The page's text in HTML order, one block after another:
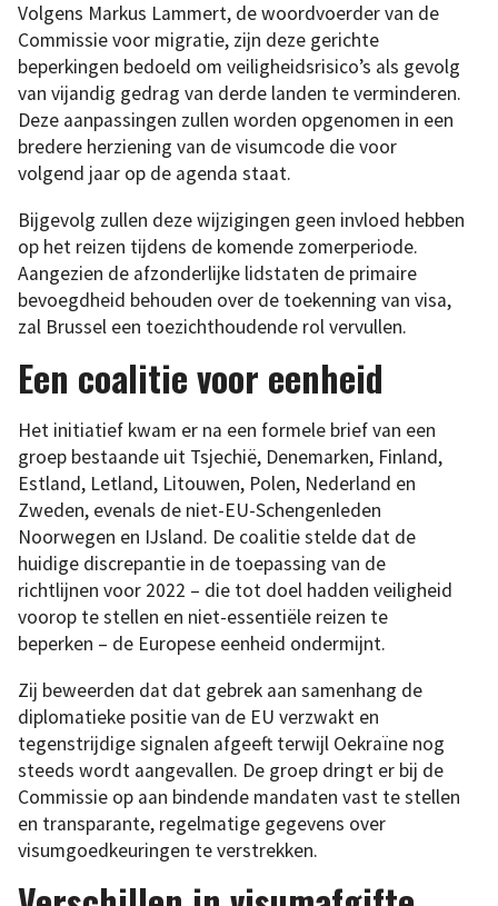
Volgens Markus Lammert, de woordvoerder van de
Commissie voor migratie, zijn deze gerichte
beperkingen bedoeld om veiligheidsrisico’s als gevolg
van vijandig gedrag van derde landen te verminderen.
Deze aanpassingen zullen worden opgenomen in een
bredere herziening van de visumcode die voor
volgend jaar op de agenda staat.
Bijgevolg zullen deze wijzigingen geen invloed hebben
op het reizen tijdens de komende zomerperiode.
Aangezien de afzonderlijke lidstaten de primaire
bevoegdheid behouden over de toekenning van visa,
zal Brussel een toezichthoudende rol vervullen.
Een coalitie voor eenheid
Het initiatief kwam er na een formele brief van een
groep bestaande uit Tsjechië, Denemarken, Finland,
Estland, Letland, Litouwen, Polen, Nederland en
Zweden, evenals de niet-EU-Schengenleden
Noorwegen en IJsland. De coalitie stelde dat de
huidige discrepantie in de toepassing van de
richtlijnen voor 2022 – die tot doel hadden veiligheid
voorop te stellen en niet-essentiële reizen te
beperken – de Europese eenheid ondermijnt.
Zij beweerden dat dat gebrek aan samenhang de
diplomatieke positie van de EU verzwakt en
tegenstrijdige signalen afgeeft terwijl Oekraïne nog
steeds wordt aangevallen. De groep dringt er bij de
Commissie op aan bindende mandaten vast te stellen
en transparante, regelmatige gegevens over
visumgoedkeuringen te verstrekken.